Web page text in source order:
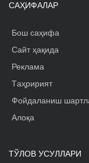
САҲИФАЛАР
Бош саҳифа
Сайт ҳақида
Реклама
Tаҳририят
Фойдаланиш
Алоқа
ТЎЛОВ УСУЛЛАРИ